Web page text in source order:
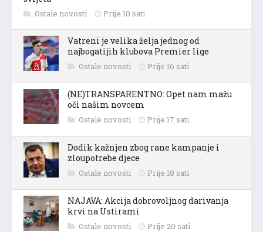
Ostale novosti Prije 10 sati
Vatreni je velika želja jednog od
najbogatijih klubova Premier lige
Ostale novosti Prije 16 sati
(NE)TRANSPARENTNO: Opet nam mažu
oči našim novcem
Ostale novosti Prije 17 sati
Dodik kažnjen zbog rane kampanje i
zloupotrebe djece
Ostale novosti Prije 18 sati
NAJAVA: Akcija dobrovoljnog darivanja
krvi na Ustirami
Ostale novosti Prije 20 sati